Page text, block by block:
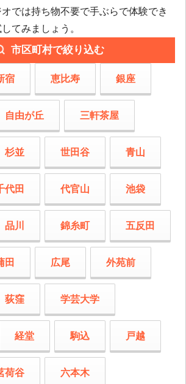
では持ち物不要で手ぶらで体験でき
てみましょう。
市区町村で絞り込む
宿 恵比寿 銀座
自由が丘 三軒茶屋
杉並 世田谷 青山
代田 代官山 池袋
品川 錦糸町 五反田
田 広尾 外苑前
荻窪 学芸大学
経堂 駒込 戸越
荷谷 六本木